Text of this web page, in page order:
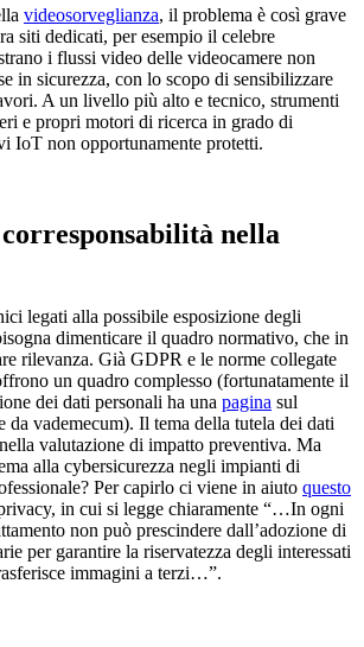
videosorveglianza, il problema è così grave
siti dedicati, per esempio il celebre
i flussi video delle videocamere non
in sicurezza, con lo scopo di sensibilizzare
A un livello più alto e tecnico, strumenti
e propri motori di ricerca in grado di
IoT non opportunamente protetti.
corresponsabilità nella
legati alla possibile esposizione degli
dimenticare il quadro normativo, che in
rilevanza. Già GDPR e le norme collegate
un quadro complesso (fortunatamente il
dei dati personali ha una pagina sul
da vademecum). Il tema della tutela dei dati
valutazione di impatto preventiva. Ma
alla cybersicurezza negli impianti di
Per capirlo ci viene in aiuto questo
, in cui si legge chiaramente “…In ogni
non può prescindere dall’adozione di
per garantire la riservatezza degli interessati
immagini a terzi…”.